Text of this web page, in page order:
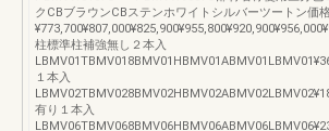
クCBブラウンCBステンホワイトシルバーツートン価
柱標準柱補強無し２本入
１本入
有り１本入